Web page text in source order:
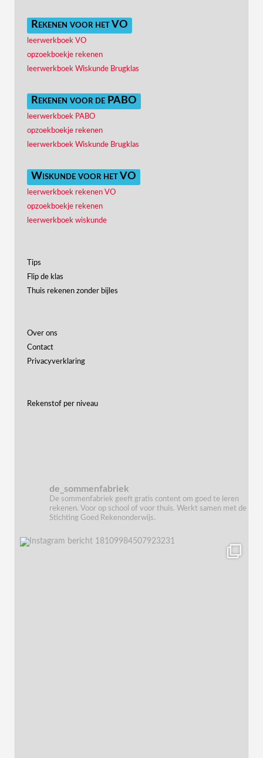
Rekenen voor het VO
leerwerkboek VO
opzoekboekje rekenen
leerwerkboek Wiskunde Brugklas
Rekenen voor de PABO
leerwerkboek PABO
opzoekboekje rekenen
leerwerkboek Wiskunde Brugklas
Wiskunde voor het VO
leerwerkboek rekenen VO
opzoekboekje rekenen
leerwerkboek wiskunde
Tips
Flip de klas
Thuis rekenen zonder bijles
Over ons
Contact
Privacyverklaring
Rekenstof per niveau
de_sommenfabriek
De sommenfabriek geeft gratis content om goed te leren
rekenen. Voor op school of voor thuis. Werkt samen met de
Stichting Goed Rekenonderwijs.